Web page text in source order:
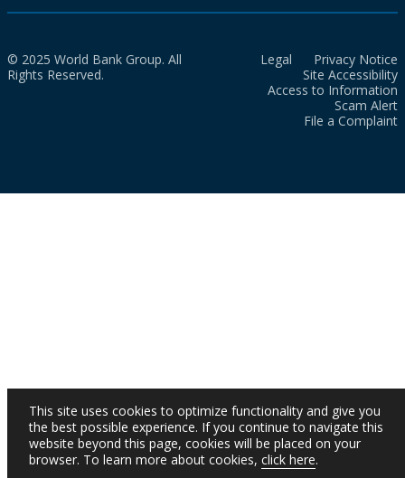
© 2025 World Bank Group. All
Rights Reserved.
Legal
Privacy Notice
Site Accessibility
Access to Information
Scam Alert
File a Complaint
This site uses cookies to optimize functionality and give you
the best possible experience. If you continue to navigate this
website beyond this page, cookies will be placed on your
browser. To learn more about cookies, click here.